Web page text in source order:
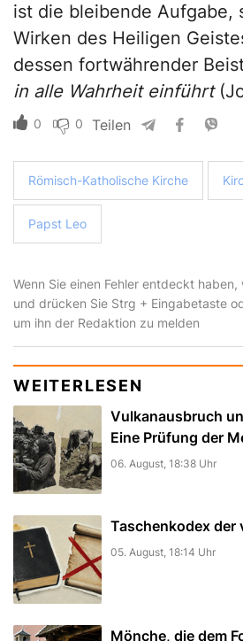
ist die bleibende Aufgabe,
Wirken des Heiligen
dessen fortwährender
in alle Wahrheit einführt
0 0 Teilen
Römisch-Katholische Kirche
Papst Leo
Wenn Sie einen Fehler entdeckt
und drücken Sie Strg + Eingabetaste
um ihn der Redaktion zu melden
WEITERLESEN
Vulkanausbruch
Eine Prüfung der
06. August, 18:38 Uhr
Taschenkodex der
05. August, 18:14 Uhr
Mönche, die dem